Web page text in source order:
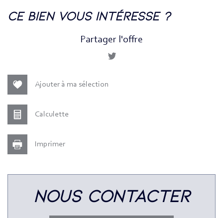
la ville de paris (75002)
Bar
ce bien vous intéresse ?
Partager l'offre
Ajouter à ma sélection
Calculette
Imprimer
nous contacter